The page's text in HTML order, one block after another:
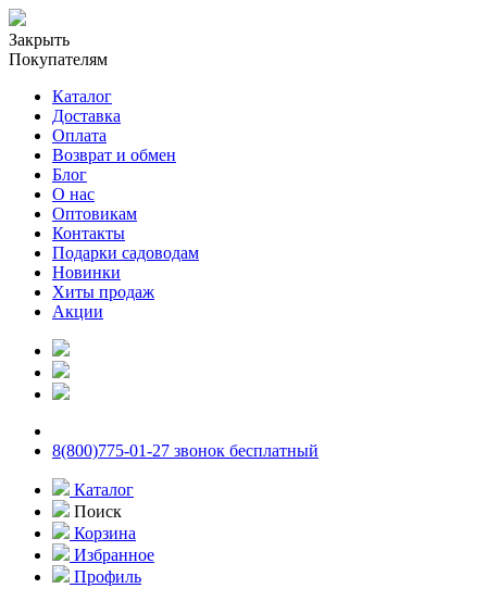
Закрыть
Покупателям
Каталог
Доставка
Оплата
Возврат и обмен
Блог
О нас
Оптовикам
Контакты
Подарки садоводам
Новинки
Хиты продаж
Акции
8(800)775-01-27 звонок бесплатный
Каталог
Поиск
Корзина
Избранное
Профиль